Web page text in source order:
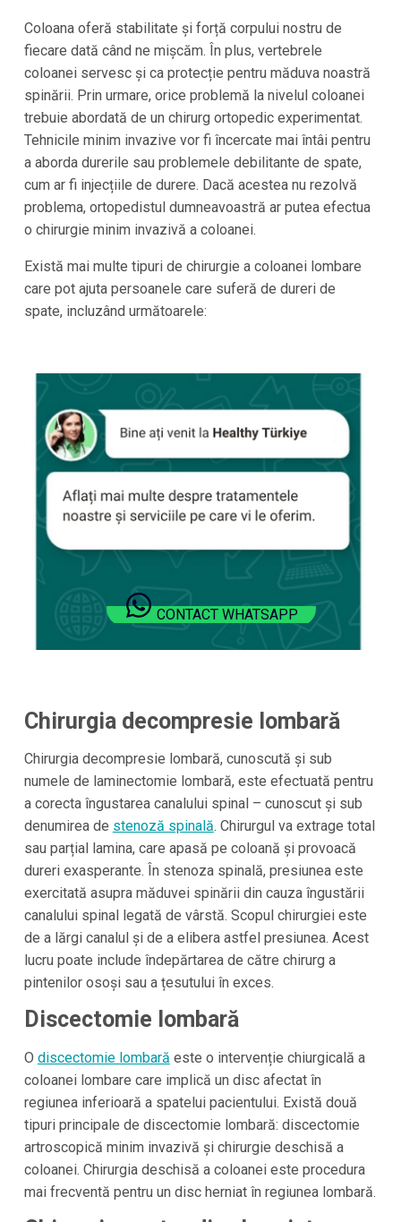
Coloana oferă stabilitate și forță corpului nostru de
fiecare dată când ne mișcăm. În plus, vertebrele
coloanei servesc și ca protecție pentru măduva noastră
spinării. Prin urmare, orice problemă la nivelul coloanei
trebuie abordată de un chirurg ortopedic experimentat.
Tehnicile minim invazive vor fi încercate mai întâi pentru
a aborda durerile sau problemele debilitante de spate,
cum ar fi injecțiile de durere. Dacă acestea nu rezolvă
problema, ortopedistul dumneavoastră ar putea efectua
o chirurgie minim invazivă a coloanei.
Există mai multe tipuri de chirurgie a coloanei lombare
care pot ajuta persoanele care suferă de dureri de
spate, incluzând următoarele:
CONTACT WHATSAPP
Chirurgia decompresie lombară
Chirurgia decompresie lombară, cunoscută și sub
numele de laminectomie lombară, este efectuată pentru
a corecta îngustarea canalului spinal – cunoscut și sub
denumirea de stenoză spinală. Chirurgul va extrage total
sau parțial lamina, care apasă pe coloană și provoacă
dureri exasperante. În stenoza spinală, presiunea este
exercitată asupra măduvei spinării din cauza îngustării
canalului spinal legată de vârstă. Scopul chirurgiei este
de a lărgi canalul și de a elibera astfel presiunea. Acest
lucru poate include îndepărtarea de către chirurg a
pintenilor osoși sau a țesutului în exces.
Discectomie lombară
O discectomie lombară este o intervenție chiurgicală a
coloanei lombare care implică un disc afectat în
regiunea inferioară a spatelui pacientului. Există două
tipuri principale de discectomie lombară: discectomie
artroscopică minim invazivă și chirurgie deschisă a
coloanei. Chirurgia deschisă a coloanei este procedura
mai frecventă pentru un disc herniat în regiunea lombară.